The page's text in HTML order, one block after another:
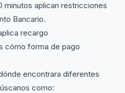
minutos aplican restricciones
Bancario.
recargo
cómo forma de pago
encontrara diferentes
como: